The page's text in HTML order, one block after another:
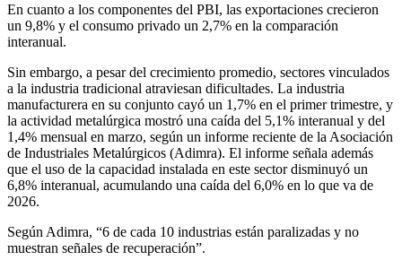
En cuanto a los componentes del PBI, las exportaciones crecieron
un 9,8% y el consumo privado un 2,7% en la comparación
interanual.
Sin embargo, a pesar del crecimiento promedio, sectores vinculados
a la industria tradicional atraviesan dificultades. La industria
manufacturera en su conjunto cayó un 1,7% en el primer trimestre, y
la actividad metalúrgica mostró una caída del 5,1% interanual y del
1,4% mensual en marzo, según un informe reciente de la Asociación
de Industriales Metalúrgicos (Adimra). El informe señala además
que el uso de la capacidad instalada en este sector disminuyó un
6,8% interanual, acumulando una caída del 6,0% en lo que va de
2026.
Según Adimra, “6 de cada 10 industrias están paralizadas y no
muestran señales de recuperación”.